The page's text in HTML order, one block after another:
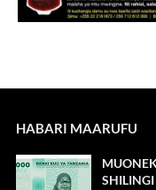
HABARI MAARUFU